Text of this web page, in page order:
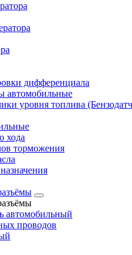
дифференциала
автомобильные
уровня топлива
хода
торможения
автомобильный
проводов